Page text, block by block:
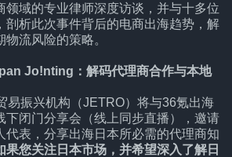
领域的专业律师深度访谈，并与十多位
剖析此次事件背后的电商出海趋势，解
流风险的策略。
Jo!nting：解码代理商合作与本地
易振兴机构（JETRO）将与36氪出海
下闭门分享会（线上同步直播），邀请
代表，分享出海日本所必需的代理商知
果您关注日本市场，并希望深入了解日